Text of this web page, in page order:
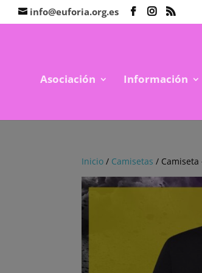
info@euforia.org.es
Asociación Información
Inicio / Camisetas / Camiseta